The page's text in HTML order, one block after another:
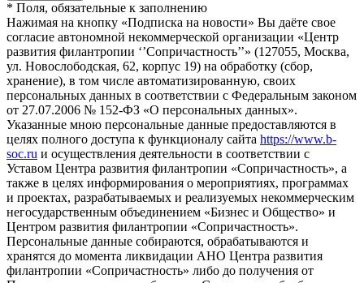
* Поля, обязательные к заполнению
Нажимая на кнопку «Подписка на новости» Вы даёте свое
согласие автономной некоммерческой организации «Центр
развития филантропии ‘’Сопричастность’’» (127055, Москва,
ул. Новослободская, 62, корпус 19) на обработку (сбор,
хранение), в том числе автоматизированную, своих
персональных данных в соответствии с Федеральным законом
от 27.07.2006 № 152-ФЗ «О персональных данных».
Указанные мною персональные данные предоставляются в
целях полного доступа к функционалу сайта https://www.b-
soc.ru и осуществления деятельности в соответствии с
Уставом Центра развития филантропии «Сопричастность», а
также в целях информирования о мероприятиях, программах
и проектах, разрабатываемых и реализуемых некоммерческим
негосударственным объединением «Бизнес и Общество» и
Центром развития филантропии «Сопричастность».
Персональные данные собираются, обрабатываются и
хранятся до момента ликвидации АНО Центра развития
филантропии «Сопричастность» либо до получения от